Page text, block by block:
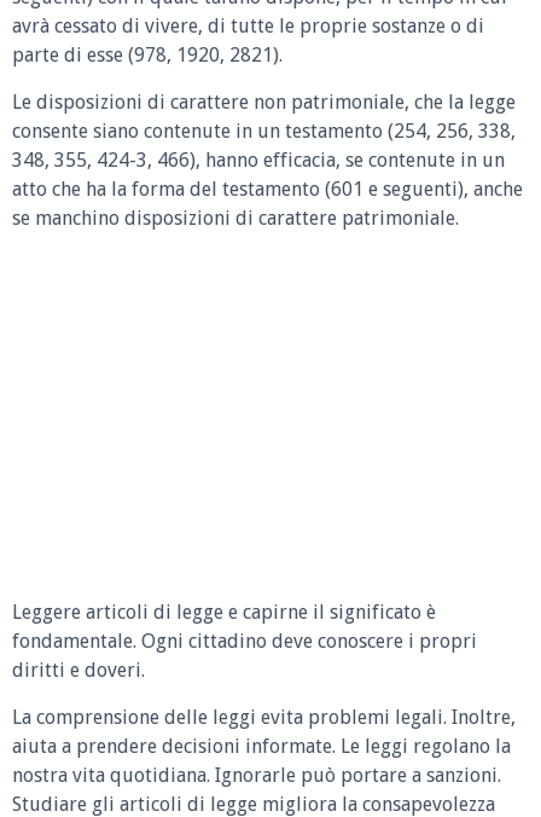
avrà cessato di vivere, di tutte le proprie sostanze o di
parte di esse (978, 1920, 2821).
Le disposizioni di carattere non patrimoniale, che la legge
consente siano contenute in un testamento (254, 256, 338,
348, 355, 424-3, 466), hanno efficacia, se contenute in un
atto che ha la forma del testamento (601 e seguenti), anche
se manchino disposizioni di carattere patrimoniale.
Leggere articoli di legge e capirne il significato è
fondamentale. Ogni cittadino deve conoscere i propri
diritti e doveri.
La comprensione delle leggi evita problemi legali. Inoltre,
aiuta a prendere decisioni informate. Le leggi regolano la
nostra vita quotidiana. Ignorarle può portare a sanzioni.
Studiare gli articoli di legge migliora la consapevolezza